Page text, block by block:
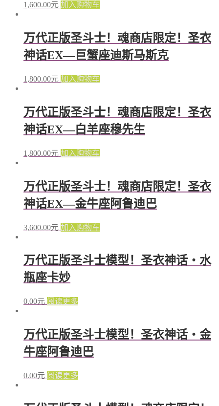
1,600.00元 加入购物车
万代正版圣斗士！魂商店限定！圣衣
神话EX—巨蟹座迪斯马斯克
1,800.00元 加入购物车
万代正版圣斗士！魂商店限定！圣衣
神话EX—白羊座穆先生
1,800.00元 加入购物车
万代正版圣斗士！魂商店限定！圣衣
神话EX—金牛座阿鲁迪巴
3,600.00元 加入购物车
万代正版圣斗士模型！圣衣神话・水
瓶座卡妙
0.00元 阅读更多
万代正版圣斗士模型！圣衣神话・金
牛座阿鲁迪巴
0.00元 阅读更多